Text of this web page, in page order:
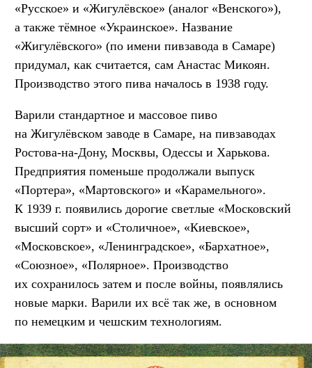
«Русское» и «Жигулёвское» (аналог «Венского»),
а также тёмное «Украинское». Название
«Жигулёвского» (по имени пивзавода в Самаре)
придумал, как считается, сам Анастас Микоян.
Производство этого пива началось в 1938 году.
Варили стандартное и массовое пиво
на Жигулёвском заводе в Самаре, на пивзаводах
Ростова-на-Дону, Москвы, Одессы и Харькова.
Предприятия поменьше продолжали выпуск
«Портера», «Мартовского» и «Карамельного».
К 1939 г. появились дорогие светлые «Московский
высший сорт» и «Столичное», «Киевское»,
«Московское», «Ленинградское», «Бархатное»,
«Союзное», «Полярное». Производство
их сохранилось затем и после войны, появлялись
новые марки. Варили их всё так же, в основном
по немецким и чешским технологиям.